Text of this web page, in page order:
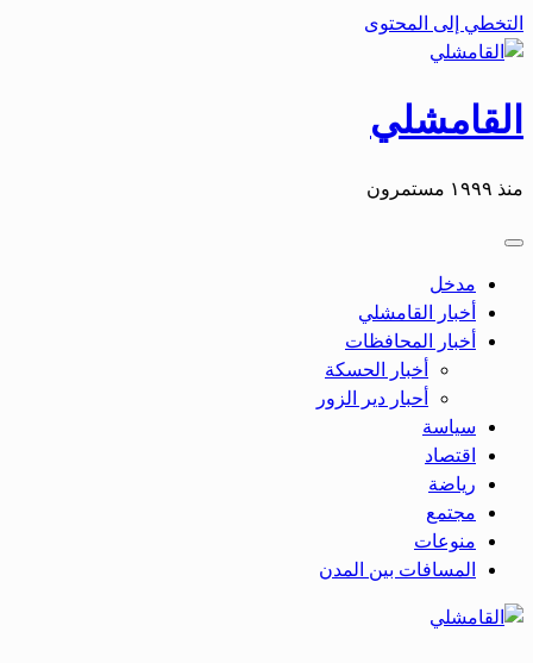
التخطي إلى المحتوى
القامشلي
منذ ١٩٩٩ مستمرون
مدخل
أخبار القامشلي
أخبار المحافظات
أخبار الحسكة
أحبار دير الزور
سياسة
اقتصاد
رياضة
مجتمع
منوعات
المسافات بين المدن